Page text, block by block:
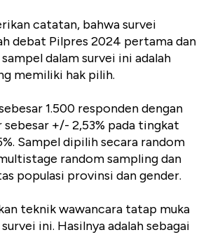
catatan, bahwa survei
debat Pilpres 2024 pertama dan
dalam survei ini adalah
memiliki hak pilih.
1.500 responden dengan
+/- 2,53% pada tingkat
Sampel dipilih secara random
random sampling dan
populasi provinsi dan gender.
teknik wawancara tatap muka
ini. Hasilnya adalah sebagai